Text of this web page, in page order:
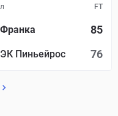
FT
Франка 85
ЭК Пиньейрос 76